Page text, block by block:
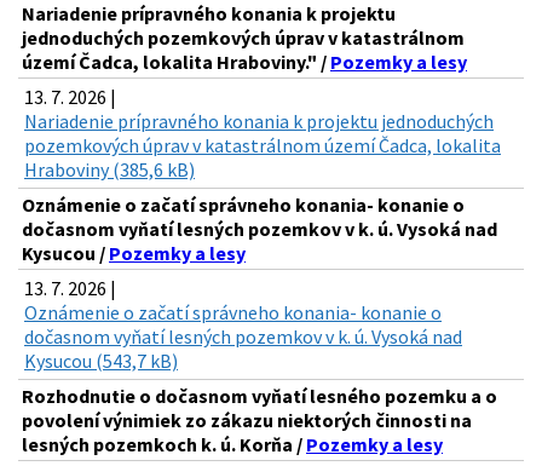
Nariadenie prípravného konania k projektu
jednoduchých pozemkových úprav v katastrálnom
území Čadca, lokalita Hraboviny." / Pozemky a lesy
13. 7. 2026 |
Nariadenie prípravného konania k projektu jednoduchých
pozemkových úprav v katastrálnom území Čadca, lokalita
Hraboviny (385,6 kB)
Oznámenie o začatí správneho konania- konanie o
dočasnom vyňatí lesných pozemkov v k. ú. Vysoká nad
Kysucou / Pozemky a lesy
13. 7. 2026 |
Oznámenie o začatí správneho konania- konanie o
dočasnom vyňatí lesných pozemkov v k. ú. Vysoká nad
Kysucou (543,7 kB)
Rozhodnutie o dočasnom vyňatí lesného pozemku a o
povolení výnimiek zo zákazu niektorých činnosti na
lesných pozemkoch k. ú. Korňa / Pozemky a lesy